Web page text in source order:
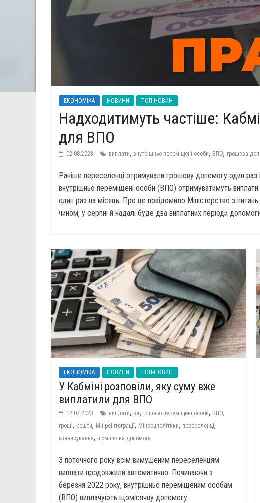
ЕКОНОМІКА НОВИНИ ТОП-НОВИН
Надходитимуть частіше:
для ВПО
02.08.2023 виплати, внутрішньо переміщені особи, ВПО, грошова
Раніше переселенці отримували грошову допомогу один раз
внутрішньо переміщені особи (ВПО) отримуватимуть
один раз на місяць. Про це повідомило Міністерство з
чином, у серпні й надалі буде два виплатних періоди
ЕКОНОМІКА НОВИНИ ТОП-НОВИН
У Кабміні розповіли, яку суму вже
виплатили для ВПО
12.07.2023 виплати, внутрішньо переміщені особи, ВПО,
гроші, кошти, Мінреінтеграції, Мінсоцполітики, переселенці,
фінансування, щомісячна допомога
З поточного року всім вимушеним переселенцям
виплати продовжили автоматично. Починаючи з
березня 2022 року, внутрішньо переміщеним особам
(ВПО) виплачують щомісячну допомогу.